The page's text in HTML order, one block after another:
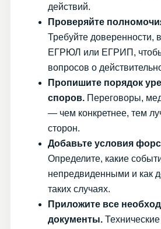
действий.
Проверяйте
Требуйте доверенности,
ЕГРЮЛ или ЕГРИП,
вопросов о
Пропишите порядок
споров. Переговоры,
— чем конкретнее, тем
сторон.
Добавьте условия
Определите, какие
непредвиденными и как
таких случаях.
Приложите все
документы.